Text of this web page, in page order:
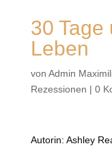
30 Tage
Leben
von Admin
Rezessionen | 0
Autorin: Ashley